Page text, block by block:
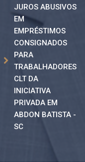
JUROS ABUSIVOS
EM
EMPRÉSTIMOS
CONSIGNADOS
PARA
TRABALHADORES
CLT DA
INICIATIVA
PRIVADA EM
ABDON BATISTA -
SC